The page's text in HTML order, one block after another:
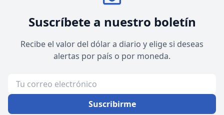
Suscríbete a nuestro boletín
Recibe el valor del dólar a diario y elige si deseas
alertas por país o por moneda.
Suscribirme